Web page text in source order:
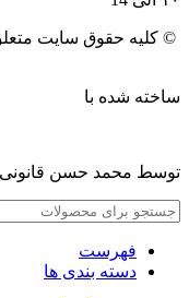
© کلیه حقوق سایت متعلق
ساخته شده با
توسط محمد حسن قانونی
فهرست
دسته بندی ها